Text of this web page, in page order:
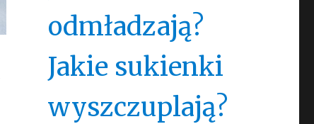
odmładzają?
Jakie sukienki
wyszczuplają?